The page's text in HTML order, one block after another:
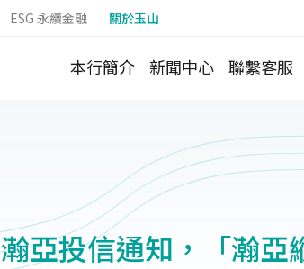
ESG 永續金融 關於玉山
本行簡介 新聞中心 聯繫客服
瀚亞投信通知，「瀚亞